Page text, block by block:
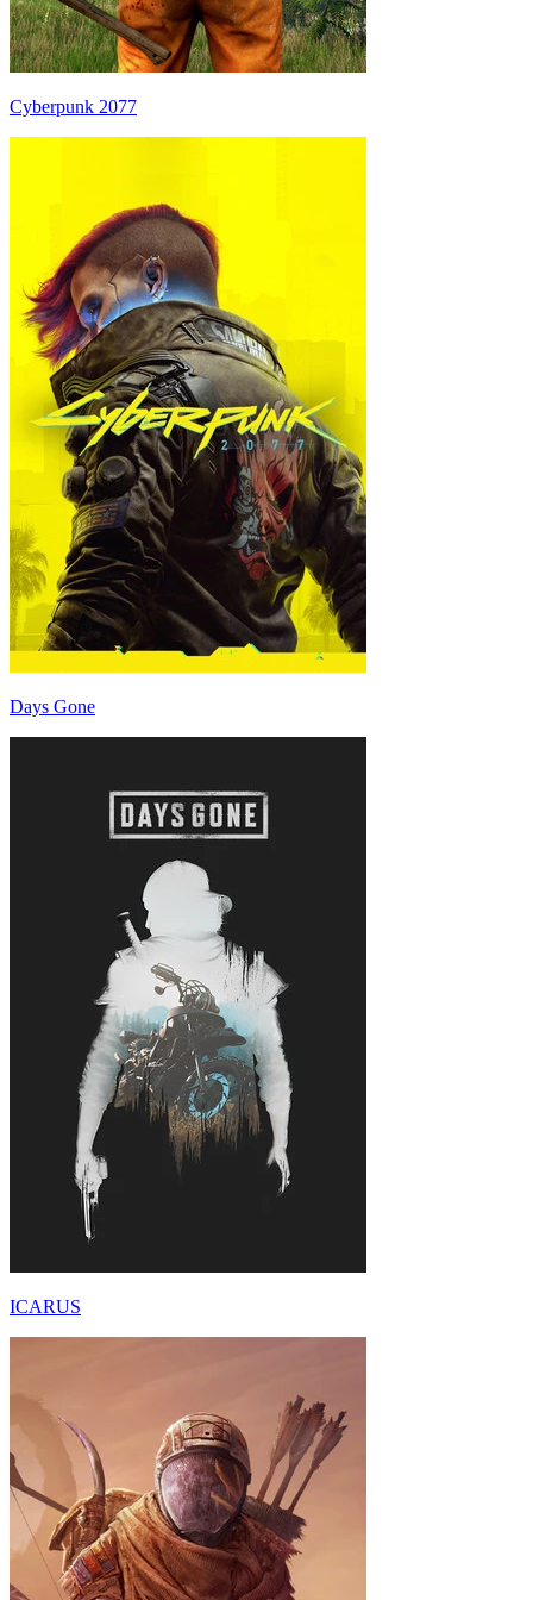
Cyberpunk 2077
Days Gone
ICARUS